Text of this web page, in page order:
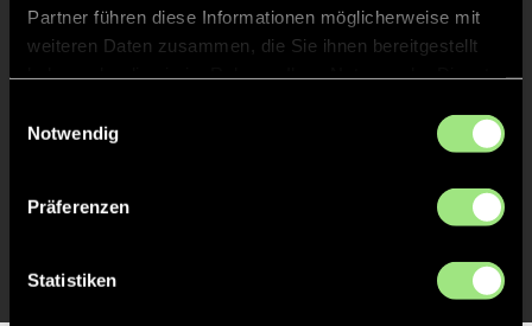
Partner führen diese Informationen möglicherweise mit
weiteren Daten zusammen, die Sie ihnen bereitgestellt
Notwendig
Präferenzen
Statistiken